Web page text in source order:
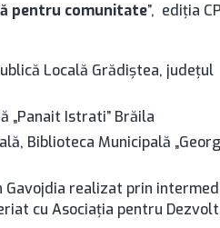
pentru comunitate”, ediţia
Locală Grădiştea, judeţul
„Panait Istrati” Brăila
Biblioteca Municipală
realizat prin
cu Asociaţia pentru